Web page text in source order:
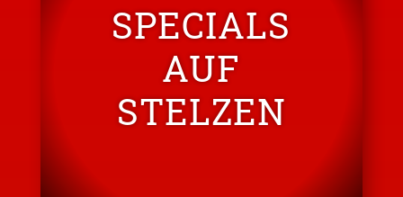
SPECIALS
AUF
STELZEN